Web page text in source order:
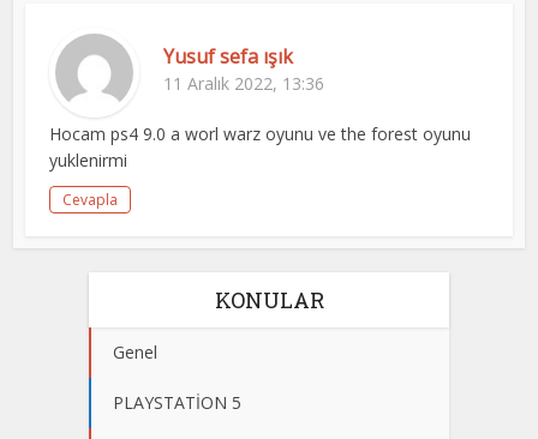
Yusuf sefa ışık
11 Aralık 2022, 13:36
Hocam ps4 9.0 a worl warz oyunu ve the forest oyunu
yuklenirmi
Cevapla
KONULAR
Genel
PLAYSTATİON 5